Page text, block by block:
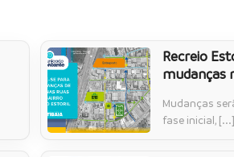
Recreio
mudanças
Mudanças
fase inicial, [...]